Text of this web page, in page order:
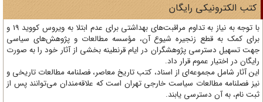
الکترونیکی رایگان
با توجه به نیاز به تداوم مراقبت‌های بهداشتی برای عدم ابتلا به ویروس کووید 19 و
کمک به قطع زنجیره شیوع آن، مؤسسه مطالعات و پژوهش‌های سیاسی
تسهیل دسترسی پژوهشگران در ایام قرنطینه بخشی از آثار خود را به صورت
در اختیار عموم قرار داد.
آثار شامل مجموعه‌ای از اسناد، کتب تاریخ معاصر، فصلنامه‌ مطالعات تاریخی و
فصلنامه مطالعات سیاست خارجی تهران است که علاقه‌مندان می‌توانند پس از
نام، به آن دسترسی یابند.